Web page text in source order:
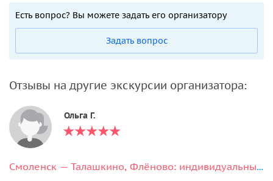
Есть вопрос? Вы можете задать его организатору
Задать вопрос
Отзывы на другие экскурсии организатора:
Ольга Г.
Смоленск — Талашкино, Флёново: индивидуальный автомобильный тур